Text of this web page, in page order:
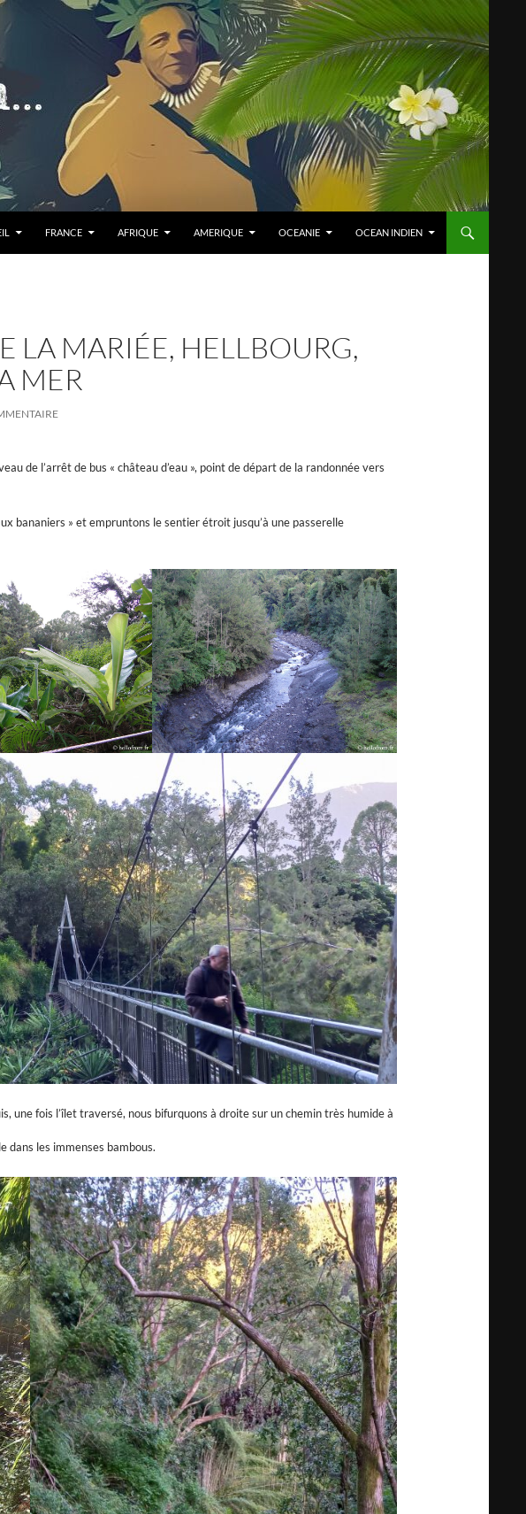
FRANCE AFRIQUE AMERIQUE OCEANIE OCEAN INDIEN
LA MARIÉE, HELLBOURG,
MER
de l’arrêt de bus « château d’eau », point de départ de la randonnée vers
bananiers » et empruntons le sentier étroit jusqu’à une passerelle
une fois l’îlet traversé, nous bifurquons à droite sur un chemin très humide à
dans les immenses bambous.